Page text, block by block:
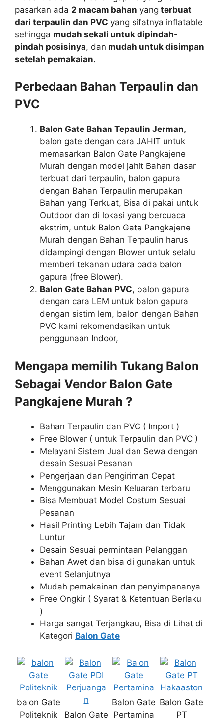
pasarkan ada 2 macam bahan yang terbuat
dari terpaulin dan PVC yang sifatnya inflatable
sehingga mudah sekali untuk dipindah-
pindah posisinya, dan mudah untuk disimpan
setelah pemakaian.
Perbedaan Bahan Terpaulin dan
PVC
Balon Gate Bahan Tepaulin Jerman,
balon gate dengan cara JAHIT untuk
memasarkan Balon Gate Pangkajene
Murah dengan model jahit Bahan dasar
terbuat dari terpaulin, balon gapura
dengan Bahan Terpaulin merupakan
Bahan yang Terkuat, Bisa di pakai untuk
Outdoor dan di lokasi yang bercuaca
ekstrim, untuk Balon Gate Pangkajene
Murah dengan Bahan Terpaulin harus
didampingi dengan Blower untuk selalu
memberi tekanan udara pada balon
gapura (free Blower).
Balon Gate Bahan PVC, balon gapura
dengan cara LEM untuk balon gapura
dengan sistim lem, balon dengan Bahan
PVC kami rekomendasikan untuk
penggunaan Indoor,
Mengapa memilih Tukang Balon
Sebagai Vendor Balon Gate
Pangkajene Murah ?
Bahan Terpaulin dan PVC ( Import )
Free Blower ( untuk Terpaulin dan PVC )
Melayani Sistem Jual dan Sewa dengan
desain Sesuai Pesanan
Pengerjaan dan Pengiriman Cepat
Menggunakan Mesin Keluaran terbaru
Bisa Membuat Model Costum Sesuai
Pesanan
Hasil Printing Lebih Tajam dan Tidak
Luntur
Desain Sesuai permintaan Pelanggan
Bahan Awet dan bisa di gunakan untuk
event Selanjutnya
Mudah pemakainan dan penyimpananya
Free Ongkir ( Syarat & Ketentuan Berlaku
)
Harga sangat Terjangkau, Bisa di Lihat di
Kategori Balon Gate
balon Gate
Politeknik
Balon Gate
Balon Gate
Pertamina
Balon Gate
PT